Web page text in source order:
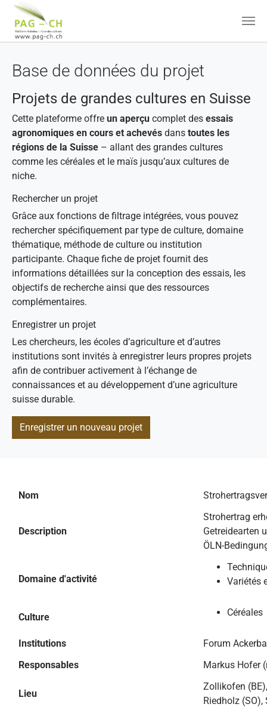
Base de données du projet
Projets de grandes cultures en Suisse
Cette plateforme offre un aperçu complet des essais
agronomiques en cours et achevés dans toutes les
régions de la Suisse – allant des grandes cultures
comme les céréales et le maïs jusqu’aux cultures de
niche.
Rechercher un projet
Grâce aux fonctions de filtrage intégrées, vous pouvez
rechercher spécifiquement par type de culture, domaine
thématique, méthode de culture ou institution
participante. Chaque fiche de projet fournit des
informations détaillées sur la conception des essais, les
objectifs de recherche ainsi que des ressources
complémentaires.
Enregistrer un projet
Les chercheurs, les écoles d’agriculture et d’autres
institutions sont invités à enregistrer leurs propres projets
afin de contribuer activement à l’échange de
connaissances et au développement d’une agriculture
suisse durable.
Enregistrer un nouveau projet
Nom
Description
Strohertrag
Getreidearten
ÖLN-
Domaine d'activité
Variétés
Culture Céréales
Institutions
Forum
Responsables
Markus Hofer
Lieu
Zollikofen
Riedholz